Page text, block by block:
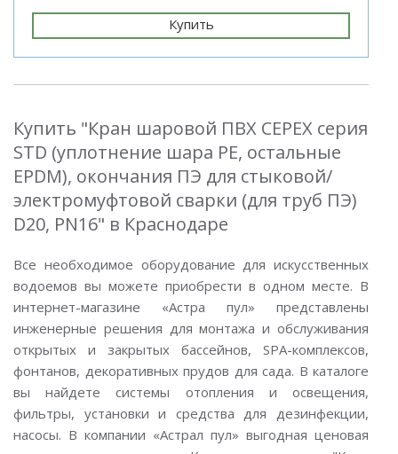
Купить
Купить "Кран шаровой ПВХ CEPEX серия
STD (уплотнение шара PE, остальные
EPDM), окончания ПЭ для стыковой/
электромуфтовой сварки (для труб ПЭ)
D20, PN16" в Краснодаре
Все необходимое оборудование для искусственных
водоемов вы можете приобрести в одном месте. В
интернет-магазине «Астра пул» представлены
инженерные решения для монтажа и обслуживания
открытых и закрытых бассейнов, SPA-комплексов,
фонтанов, декоративных прудов для сада. В каталоге
вы найдете системы отопления и освещения,
фильтры, установки и средства для дезинфекции,
насосы. В компании «Астрал пул» выгодная ценовая